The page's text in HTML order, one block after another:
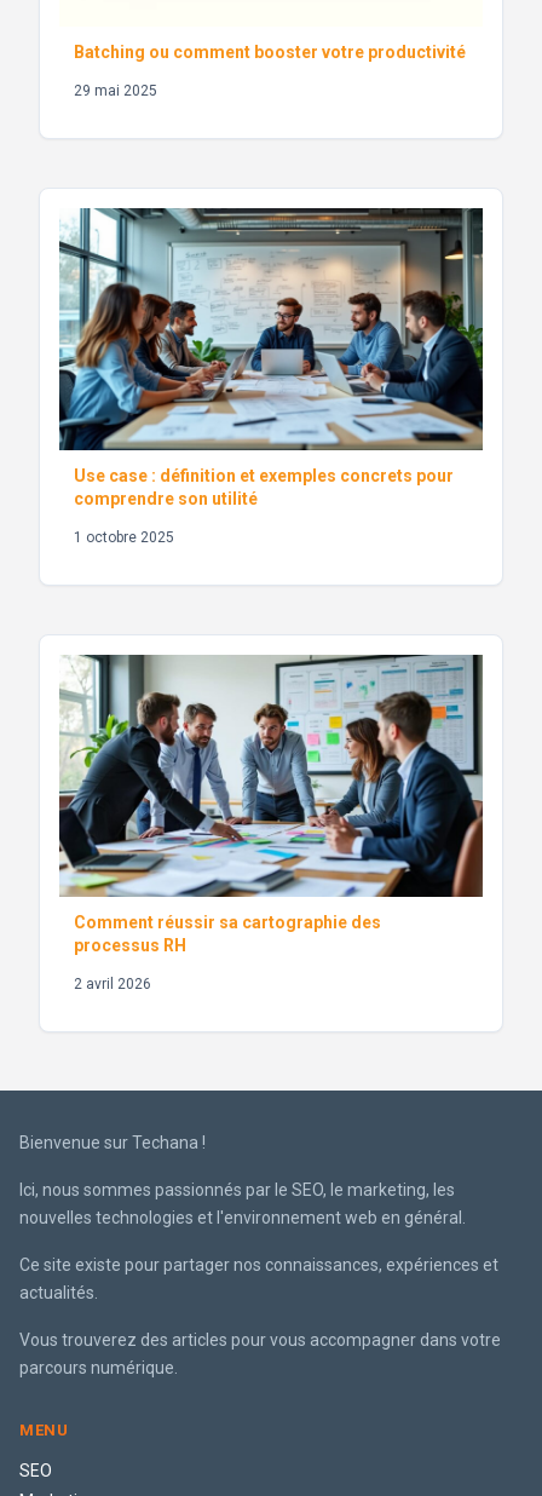
Batching ou comment booster votre productivité
29 mai 2025
Use case : définition et exemples concrets pour
comprendre son utilité
1 octobre 2025
Comment réussir sa cartographie des
processus RH
2 avril 2026
Bienvenue sur Techana !
Ici, nous sommes passionnés par le SEO, le marketing, les
nouvelles technologies et l'environnement web en général.
Ce site existe pour partager nos connaissances, expériences et
actualités.
Vous trouverez des articles pour vous accompagner dans votre
parcours numérique.
MENU
SEO